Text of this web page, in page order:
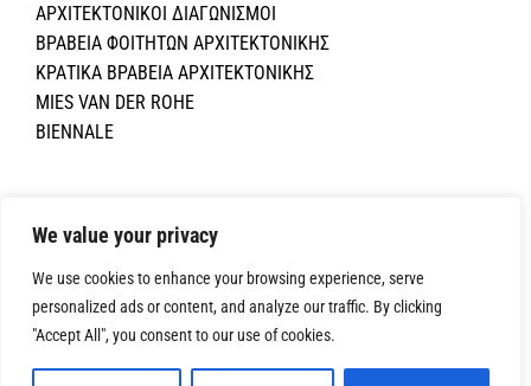
We value your privacy
We use cookies to enhance your browsing experience, serve
personalized ads or content, and analyze our traffic. By clicking
"Accept All", you consent to our use of cookies.
ΑΡΧΙΤΕΚΤΟΝΙΚΟΙ ΔΙΑΓΩΝΙΣΜΟΙ
ΒΡΑΒΕΙΑ ΦΟΙΤΗΤΩΝ ΑΡΧΙΤΕΚΤΟΝΙΚΗΣ
ΚΡΑΤΙΚΑ ΒΡΑΒΕΙΑ ΑΡΧΙΤΕΚΤΟΝΙΚΗΣ
MIES VAN DER ROHE
BIENNALE
Reserved. Powered byNETinfo Plc